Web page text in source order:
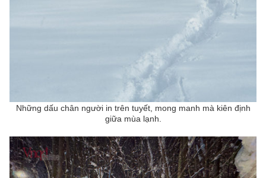
Những dấu chân người in trên tuyết, mong manh mà kiên định
giữa mùa lạnh.